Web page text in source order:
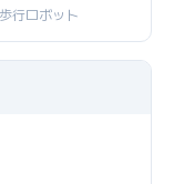
行ロボット